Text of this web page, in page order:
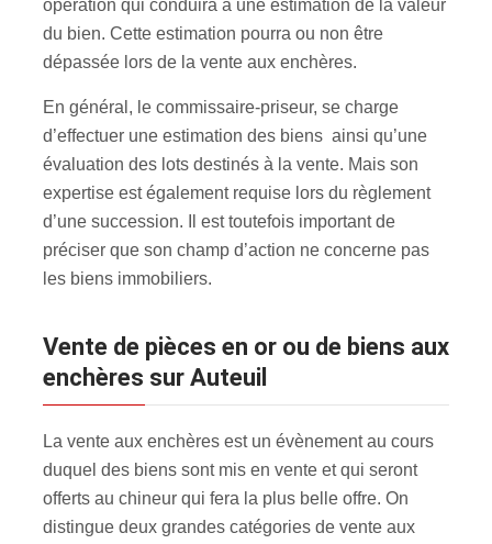
opération qui conduira à une estimation de la valeur
du bien. Cette estimation pourra ou non être
dépassée lors de la vente aux enchères.
En général, le commissaire-priseur, se charge
d’effectuer une estimation des biens ainsi qu’une
évaluation des lots destinés à la vente. Mais son
expertise est également requise lors du règlement
d’une succession. Il est toutefois important de
préciser que son champ d’action ne concerne pas
les biens immobiliers.
Vente de pièces en or ou de biens aux
enchères sur Auteuil
La vente aux enchères est un évènement au cours
duquel des biens sont mis en vente et qui seront
offerts au chineur qui fera la plus belle offre. On
distingue deux grandes catégories de vente aux